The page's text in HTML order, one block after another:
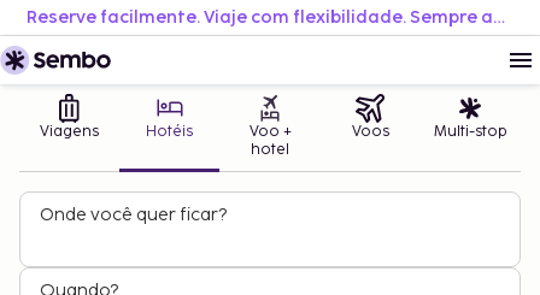
Reserve facilmente. Viaje com flexibilidade. Sempre ao melhor preço.
Viagens Hotéis
Voo +
hotel
Voos Multi-stop
Onde você quer ficar?
Quando?